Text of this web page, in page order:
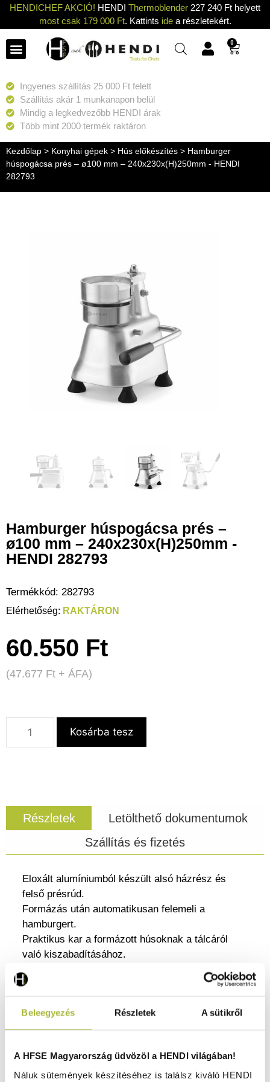
Beleegyezés Részletek A sütikről
A HFSE Magyarország üdvözöl a HENDI világában!
Náluk sütemények készítéséhez is találsz kiváló HENDI
HENDICHEF AKCIÓ! HENDI Thermoblender 227 240 Ft helyett
most csak 179 000 Ft. Kattints idea részletekért.
0
Ingyenes szállítás 25 000 Ft felett
Szállítás akár 1 munkanapon belül
Mindig a legkedvezőbb HENDI árak
Több mint 2000 termék raktáron
Kezdőlap > Konyhai gépek > Hús előkészítés > Hamburger
húspogácsa prés – ø100 mm – 240x230x(H)250mm - HENDI
282793
Hamburger húspogácsa prés –
ø100 mm – 240x230x(H)250mm -
HENDI 282793
Termékkód: 282793
RAKTÁRON
60.550 Ft
(47.677 Ft + ÁFA)
Kosárba tesz
Részletek
Letölthető dokumentumok
Szállítás és fizetés
Eloxált alumíniumból készült alsó házrész és
felső présrúd.
Formázás után automatikusan felemeli a
hamburgert.
Praktikus kar a formázott húsoknak a tálcáról
való kiszabadításához.
Gombot tartalmaz a lenyomás csökkentéséhez.
A prés ø100 mm (282793), ø130 mm (282113)
méretű hamburgereket készít.
hamburgert.
A szabályozott adagokhoz papírhúspogácsa-